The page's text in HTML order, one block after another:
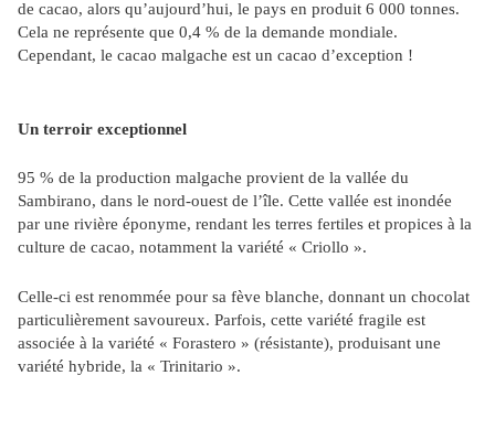
de cacao, alors qu’aujourd’hui, le pays en produit 6 000 tonnes.
Cela ne représente que 0,4 % de la demande mondiale.
Cependant, le cacao malgache est un cacao d’exception !
Un terroir exceptionnel
95 % de la production malgache provient de la vallée du
Sambirano, dans le nord-ouest de l’île. Cette vallée est inondée
par une rivière éponyme, rendant les terres fertiles et propices à la
culture de cacao, notamment la variété « Criollo ».
Celle-ci est renommée pour sa fève blanche, donnant un chocolat
particulièrement savoureux. Parfois, cette variété fragile est
associée à la variété « Forastero » (résistante), produisant une
variété hybride, la « Trinitario ».